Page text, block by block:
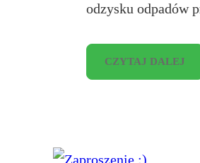
odzysku odpadów
CZYTAJ DALEJ